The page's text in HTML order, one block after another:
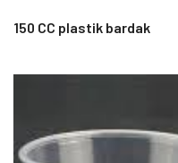
150 CC plastik bardak